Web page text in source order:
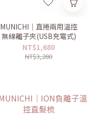
MUNICHI｜直捲兩用溫控
無線離子夾(USB充電式)
NT$1,680
NT$3,280